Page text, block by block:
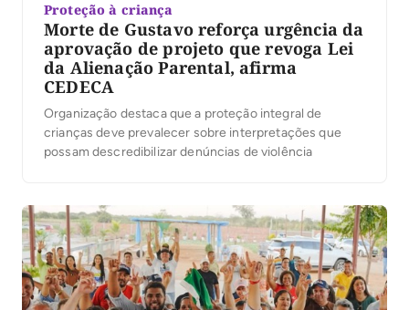
Proteção à criança
Morte de Gustavo reforça urgência da
aprovação de projeto que revoga Lei
da Alienação Parental, afirma
CEDECA
Organização destaca que a proteção integral de
crianças deve prevalecer sobre interpretações que
possam descredibilizar denúncias de violência